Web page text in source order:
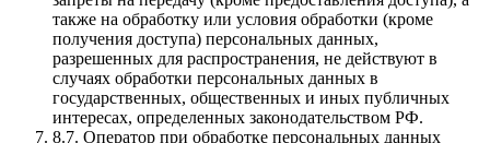
также на обработку или условия обработки (кроме
получения доступа) персональных данных,
разрешенных для распространения, не действуют в
случаях обработки персональных данных в
государственных, общественных и иных публичных
интересах, определенных законодательством РФ.
8.7. Оператор при обработке персональных данных